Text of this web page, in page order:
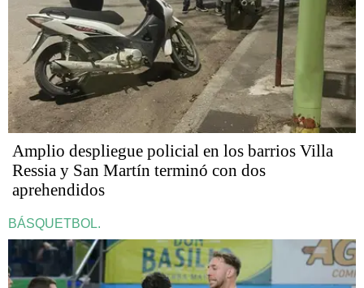
Amplio despliegue policial en los barrios Villa
Ressia y San Martín terminó con dos
aprehendidos
BÁSQUETBOL.